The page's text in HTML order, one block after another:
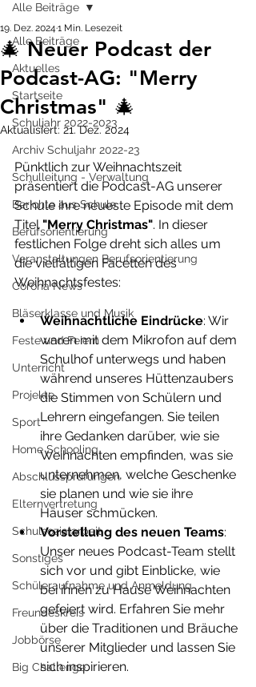
Alle Beiträge
Aktuelles
Startseite
Schuljahr 2022-2023
Archiv Schuljahr 2022-23
Schulleitung - Verwaltung
Berichte aus Schule
Berufsorientierung
Veranstaltungen Berufsorientierung
Corona News
Bläserklasse und Musik
Feste und Feiern
Unterricht
Projekte
Sport
Home Schooling
Abschlussprüfungen
Elternvertretung
Schulsozialarbeit
Sonstiges
Schüleraufnahme und Anmeldung
Freundeskreis
Jobbörse
Big Challenge
Alle Beiträge
🎄 Neuer Podcast der
Podcast-AG: "Merry
Christmas" 🎄
19. Dez. 2024 1 Min. Lesezeit
Aktualisiert: 21. Dez. 2024
Pünktlich zur Weihnachtszeit
präsentiert die Podcast-AG unserer
Schule ihre neueste Episode mit dem
Titel "Merry Christmas". In dieser
festlichen Folge dreht sich alles um
die vielfältigen Facetten des
Weihnachtsfestes:
Weihnachtliche Eindrücke: Wir
waren mit dem Mikrofon auf dem
Schulhof unterwegs und haben
während unseres Hüttenzaubers
die Stimmen von Schülern und
Lehrern eingefangen. Sie teilen
ihre Gedanken darüber, wie sie
Weihnachten empfinden, was sie
unternehmen, welche Geschenke
sie planen und wie sie ihre
Häuser schmücken.
Vorstellung des neuen Teams:
Unser neues Podcast-Team stellt
sich vor und gibt Einblicke, wie
bei ihnen zu Hause Weihnachten
gefeiert wird. Erfahren Sie mehr
über die Traditionen und Bräuche
unserer Mitglieder und lassen Sie
sich inspirieren.